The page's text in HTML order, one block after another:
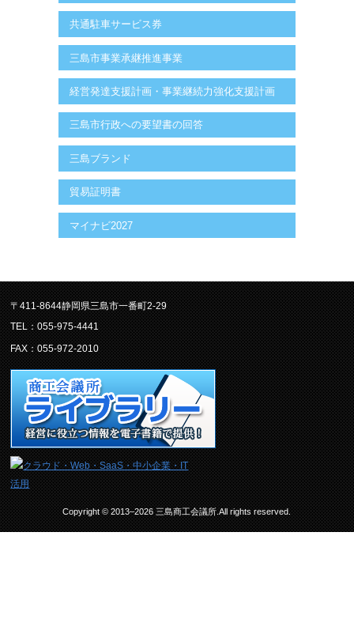
共通駐車サービス券
三島市事業承継推進事業
経営発達支援計画・事業継続力強化支援計画
三島市行政への要望書の回答
三島ブランド
貿易証明書
マイナビ2027
〒411-8644静岡県三島市一番町2-29
TEL：055-975-4441
FAX：055-972-2010
Copyright © 2013–2026 三島商工会議所.All rights reserved.